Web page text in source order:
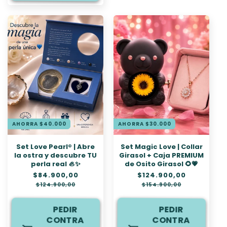
AHORRA $40.000
Set Love Pearl® | Abre
la ostra y descubre TU
perla real 🦪✨
Precio
habitual
$84.900,00
$124.900,00
PEDIR
CONTRA
AHORRA $30.000
Set Magic Love | Collar
Girasol + Caja PREMIUM
de Osito Girasol 🌻💗
Precio
habitual
$124.900,00
$154.900,00
PEDIR
CONTRA